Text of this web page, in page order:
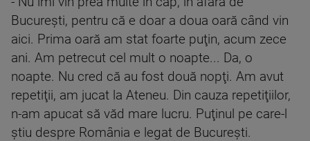
Bucureşti, pentru că e doar a doua oară când vin
aici. Prima oară am stat foarte puţin, acum zece
ani. Am petrecut cel mult o noapte... Da, o
noapte. Nu cred că au fost două nopţi. Am avut
repetiţii, am jucat la Ateneu. Din cauza repetiţiilor,
n-am apucat să văd mare lucru. Puţinul pe care-l
ştiu despre România e legat de Bucureşti.